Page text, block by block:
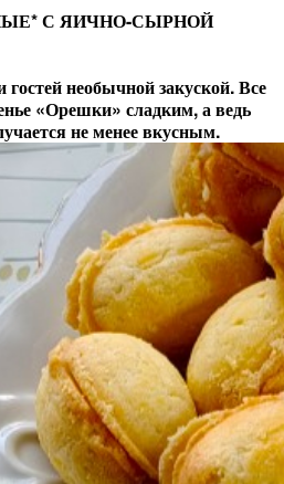
С ЯИЧНО-СЫРНОЙ
гостей необычной закуской. Все
«Орешки» сладким, а ведь
не менее вкусным.